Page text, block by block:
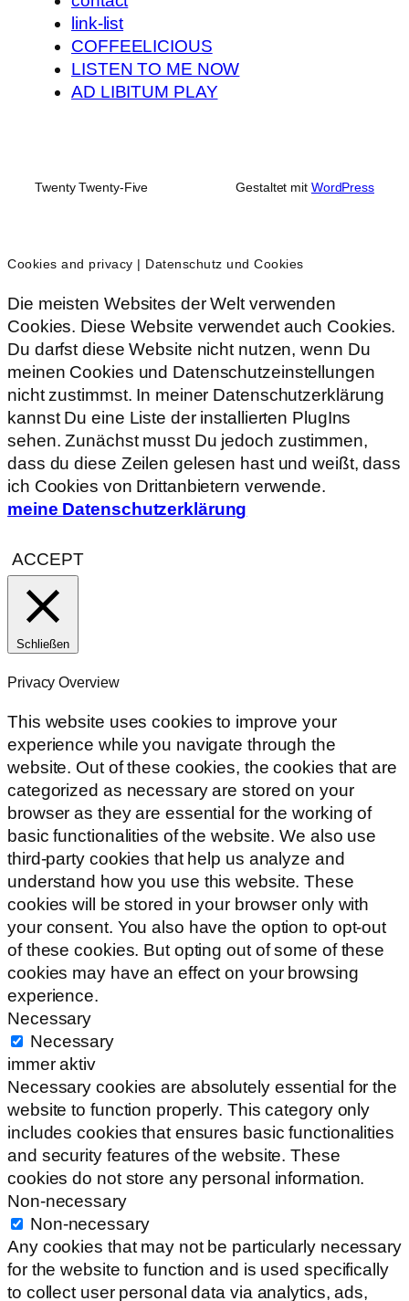
link-list
COFFEELICIOUS
LISTEN TO ME NOW
AD LIBITUM PLAY
Twenty Twenty-Five Gestaltet mit WordPress
Cookies and privacy | Datenschutz und Cookies
Die meisten Websites der Welt verwenden
Cookies. Diese Website verwendet auch Cookies.
Du darfst diese Website nicht nutzen, wenn Du
meinen Cookies und Datenschutzeinstellungen
nicht zustimmst. In meiner Datenschutzerklärung
kannst Du eine Liste der installierten PlugIns
sehen. Zunächst musst Du jedoch zustimmen,
dass du diese Zeilen gelesen hast und weißt, dass
ich Cookies von Drittanbietern verwende.
meine Datenschutzerklärung
ACCEPT
Schließen
Privacy Overview
This website uses cookies to improve your
experience while you navigate through the
website. Out of these cookies, the cookies that are
categorized as necessary are stored on your
browser as they are essential for the working of
basic functionalities of the website. We also use
third-party cookies that help us analyze and
understand how you use this website. These
cookies will be stored in your browser only with
your consent. You also have the option to opt-out
of these cookies. But opting out of some of these
cookies may have an effect on your browsing
experience.
Necessary
Necessary
immer aktiv
Necessary cookies are absolutely essential for the
website to function properly. This category only
includes cookies that ensures basic functionalities
and security features of the website. These
cookies do not store any personal information.
Non-necessary
Non-necessary
Any cookies that may not be particularly necessary
for the website to function and is used specifically
to collect user personal data via analytics, ads,